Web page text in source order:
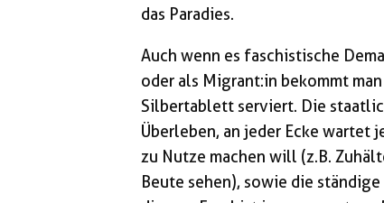
das Paradies.
Auch wenn es faschistische
oder als Migrant:in bekommt
Silbertablett serviert. Die
Überleben, an jeder Ecke wartet
zu Nutze machen will (z.B.
Beute sehen), sowie die